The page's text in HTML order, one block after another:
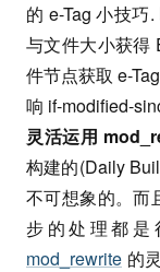
的 e-Tag 小技
与文件大小获得
件节点获取 e-
响 if-modified-
灵活运用
构建的(Daily
不可想象的。而
步的处理都
mod_rewrite 的